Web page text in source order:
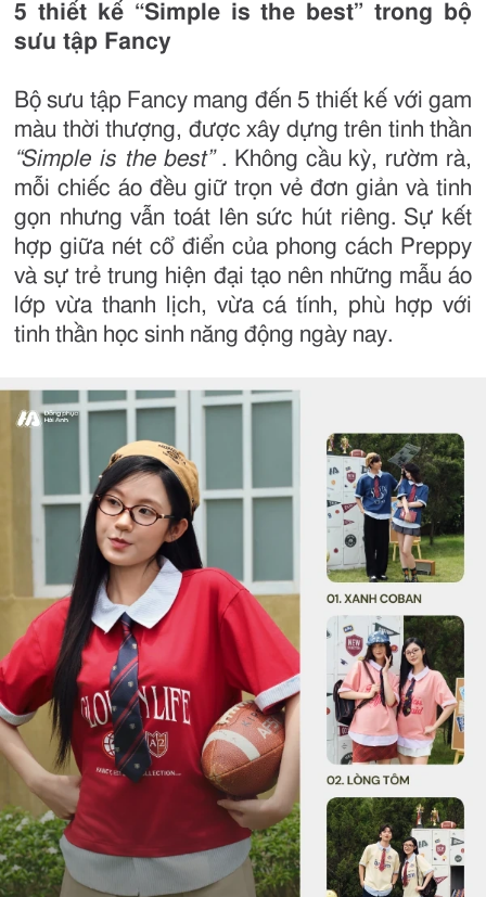
5 thiết kế “Simple is the best” trong bộ
sưu tập Fancy
Bộ sưu tập Fancy mang đến 5 thiết kế với gam
màu thời thượng, được xây dựng trên tinh thần
“Simple is the best”. Không cầu kỳ, rườm rà,
mỗi chiếc áo đều giữ trọn vẻ đơn giản và tinh
gọn nhưng vẫn toát lên sức hút riêng. Sự kết
hợp giữa nét cổ điển của phong cách Preppy
và sự trẻ trung hiện đại tạo nên những mẫu áo
lớp vừa thanh lịch, vừa cá tính, phù hợp với
tinh thần học sinh năng động ngày nay.